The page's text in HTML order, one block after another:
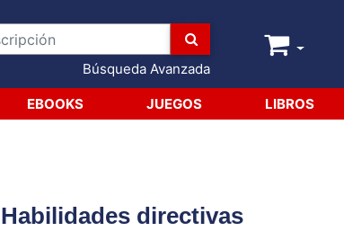
Búsqueda Avanzada
EBOOKS JUEGOS LIBROS
Habilidades directivas